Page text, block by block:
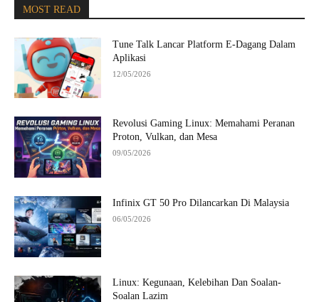
MOST READ
Tune Talk Lancar Platform E-Dagang Dalam
Aplikasi
12/05/2026
Revolusi Gaming Linux: Memahami Peranan
Proton, Vulkan, dan Mesa
09/05/2026
Infinix GT 50 Pro Dilancarkan Di Malaysia
06/05/2026
Linux: Kegunaan, Kelebihan Dan Soalan-
Soalan Lazim